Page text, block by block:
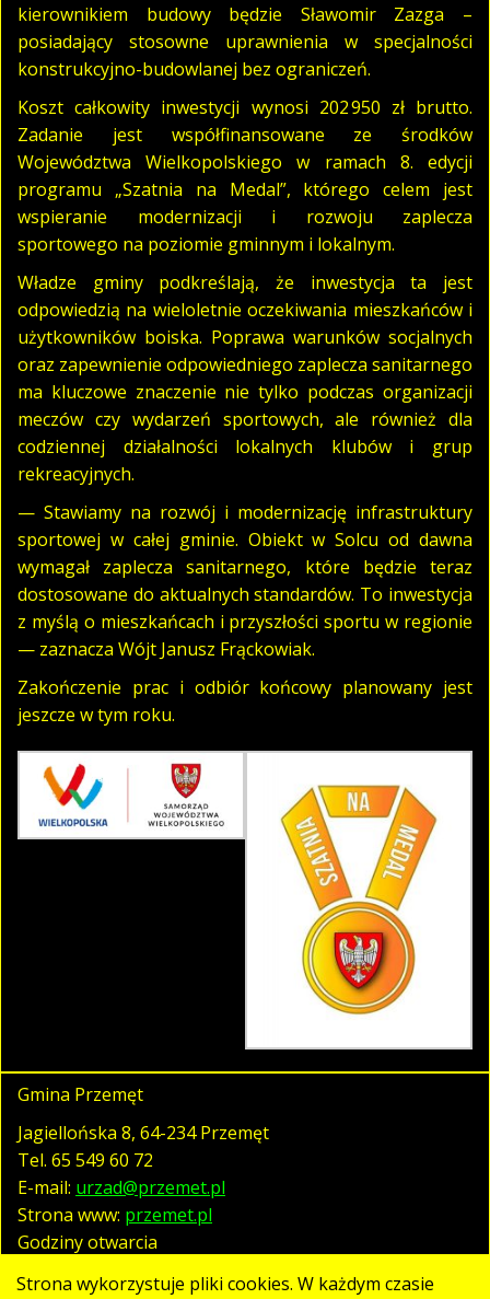
kierownikiem budowy będzie Sławomir Zazga –
posiadający stosowne uprawnienia w specjalności
konstrukcyjno-budowlanej bez ograniczeń.
Koszt całkowity inwestycji wynosi 202 950 zł brutto.
Zadanie jest współfinansowane ze środków
Województwa Wielkopolskiego w ramach 8. edycji
programu „Szatnia na Medal”, którego celem jest
wspieranie modernizacji i rozwoju zaplecza
sportowego na poziomie gminnym i lokalnym.
Władze gminy podkreślają, że inwestycja ta jest
odpowiedzią na wieloletnie oczekiwania mieszkańców i
użytkowników boiska. Poprawa warunków socjalnych
oraz zapewnienie odpowiedniego zaplecza sanitarnego
ma kluczowe znaczenie nie tylko podczas organizacji
meczów czy wydarzeń sportowych, ale również dla
codziennej działalności lokalnych klubów i grup
rekreacyjnych.
— Stawiamy na rozwój i modernizację infrastruktury
sportowej w całej gminie. Obiekt w Solcu od dawna
wymagał zaplecza sanitarnego, które będzie teraz
dostosowane do aktualnych standardów. To inwestycja
z myślą o mieszkańcach i przyszłości sportu w regionie
— zaznacza Wójt Janusz Frąckowiak.
Zakończenie prac i odbiór końcowy planowany jest
jeszcze w tym roku.
Gmina Przemęt
Jagiellońska 8, 64-234 Przemęt
Tel. 65 549 60 72
E-mail: urzad@przemet.pl
Strona www: przemet.pl
Godziny otwarcia
pn. - pt. 07:30 - 15:30
Strona wykorzystuje pliki cookies. W każdym czasie